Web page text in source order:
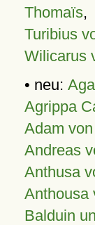
Thomaïs,
Turibius
Wilicarus
• neu:
Agrippa
Adam
Andreas
Anthusa
Anthousa
Balduin